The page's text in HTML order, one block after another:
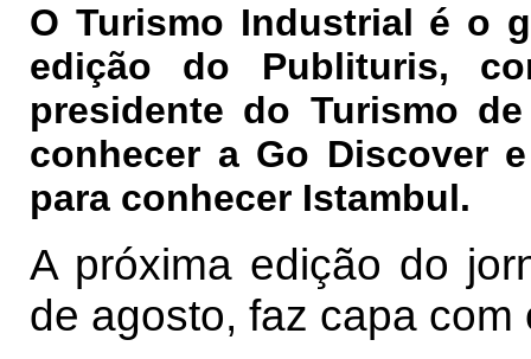
O Turismo Industrial é o
edição do Publituris,
presidente do Turismo
conhecer a Go Discover
para conhecer Istambul.
A próxima edição do
de agosto, faz capa com